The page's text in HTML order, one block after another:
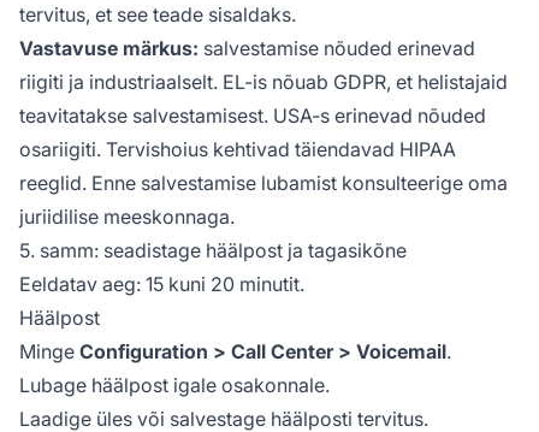
tervitus, et see teade sisaldaks.
Vastavuse märkus: salvestamise nõuded erinevad
riigiti ja industriaalselt. EL-is nõuab GDPR, et helistajaid
teavitatakse salvestamisest. USA-s erinevad nõuded
osariigiti. Tervishoius kehtivad täiendavad HIPAA
reeglid. Enne salvestamise lubamist konsulteerige oma
juriidilise meeskonnaga.
5. samm: seadistage häälpost ja tagasikõne
Eeldatav aeg: 15 kuni 20 minutit.
Häälpost
Minge Configuration > Call Center > Voicemail.
Lubage häälpost igale osakonnale.
Laadige üles või salvestage häälposti tervitus.